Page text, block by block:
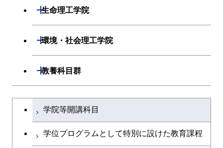
数理・計算科学系
開閉
知能情報コース
情報工学コース
知能情報コース
エネルギー・情報コース
専門科目
生命理工学院
開閉
生命理工学系
開閉
ライフエンジニアリングコ
ース
環境・社会理工学院
開閉
建築学系
開閉
コース
開閉
教養科目群
開閉
文系教養科目
英語科目
大学院課程を切り替える
学院等開講科目
学位プログラムとして特別に設けた教育課程